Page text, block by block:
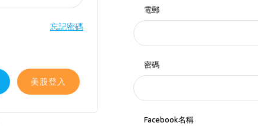
忘記密碼
美股登入
電郵
密碼
Facebook名稱